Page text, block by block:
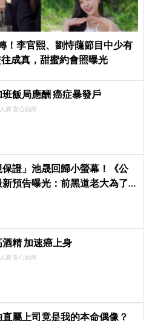
！李官熙、劉恃蘟節目中少有
成真，甜蜜約會照曝光
飯局應酬 癌症暴發戶
壽 安心抗癌
保證」池晟回歸小螢幕！《公
新預告曝光：前黑道老大為了
精 加速癌上身
壽 安心抗癌
屬上司竟是我的本命偶像？